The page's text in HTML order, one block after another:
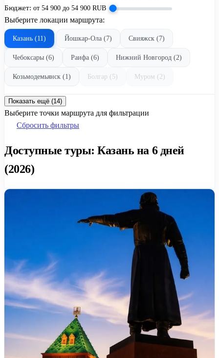
Бюджет: от 54 900 до 54 900 RUB
Выберите локации маршрута:
Казань (11) Йошкар-Ола (7) Свияжск (7)
Чебоксары (6) Раифа (6) Нижний Новгород (2)
Козьмодемьянск (1) Болгар (5) Муром (2)
Показать ещё (14)
Выберите точки маршрута для фильтрации
Сбросить фильтры
Доступные туры: Казань на 6 дней
(2026)